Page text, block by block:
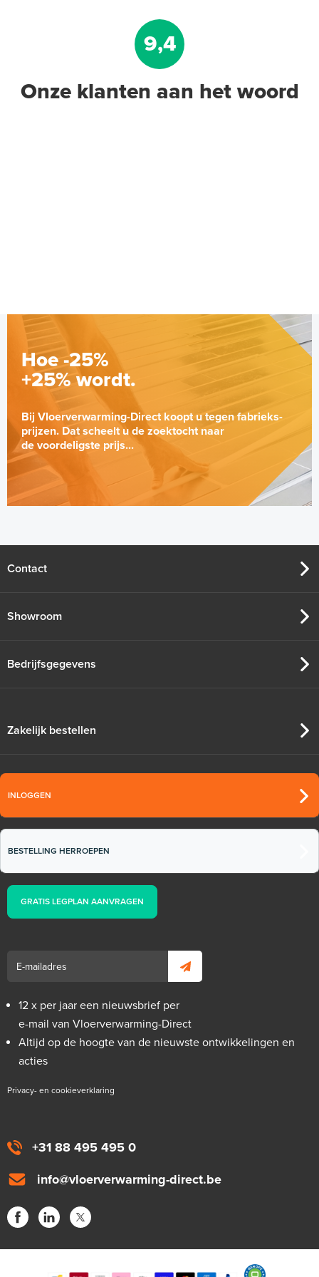
Euroconus-koppelingen
Knelringset - 2 x 16mm/2,0
Adviesprijs
€ 5,70
9,4
Onze klanten aan het woord
Hoe -25%
+25% wordt.
Bij Vloerverwarming-Direct koopt u tegen fabrieks-
prijzen. Dat scheelt u de zoektocht naar
de voordeligste prijs...
+31 88 495 495 0
info@vloerverwarming-direct.be
Contact
Showroom
Bedrijfsgegevens
Zakelijk bestellen
INLOGGEN
BESTELLING HERROEPEN
GRATIS LEGPLAN AANVRAGEN
12 x per jaar een nieuwsbrief per
e-mail van Vloerverwarming-Direct
Altijd op de hoogte van de nieuwste ontwikkelingen en
acties
Privacy- en cookieverklaring